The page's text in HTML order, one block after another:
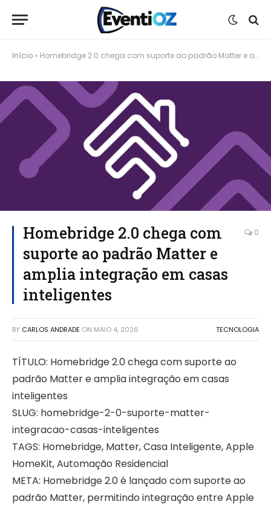
Início » Homebridge 2.0 chega com suporte ao padrão Matter e amplia integração em casas inteligentes
Homebridge 2.0 chega com
suporte ao padrão Matter e
amplia integração em casas
inteligentes
0
BY CARLOS ANDRADE ON MAIO 4, 2026 TECNOLOGIA
TÍTULO: Homebridge 2.0 chega com suporte ao
padrão Matter e amplia integração em casas
inteligentes
SLUG: homebridge-2-0-suporte-matter-
integracao-casas-inteligentes
TAGS: Homebridge, Matter, Casa Inteligente, Apple
HomeKit, Automação Residencial
META: Homebridge 2.0 é lançado com suporte ao
padrão Matter, permitindo integração entre Apple